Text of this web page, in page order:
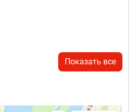
Показать все